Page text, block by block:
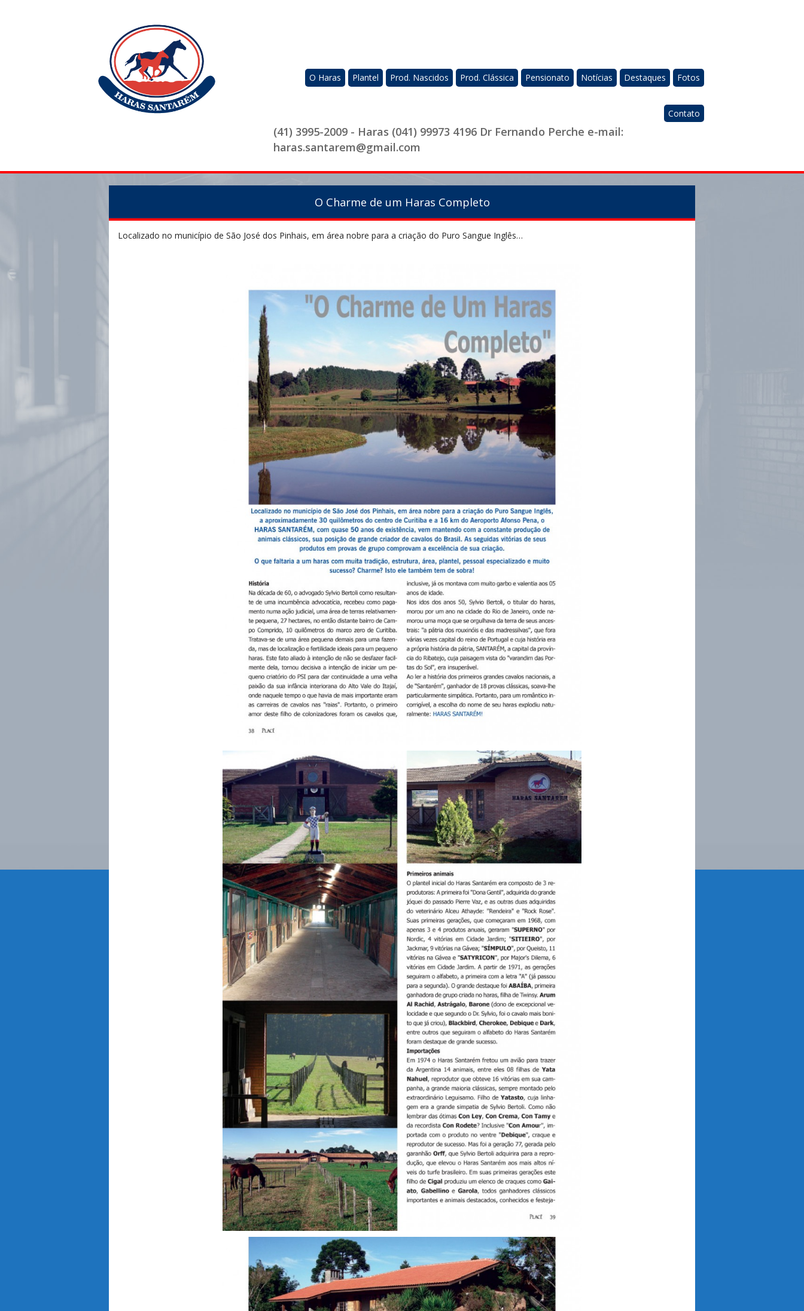
O Haras Plantel Prod. Nascidos Prod. Clássica Pensionato Notícias Destaques Fotos
Contato
(41) 3995-2009 - Haras (041) 99973 4196 Dr Fernando Perche e-mail:
haras.santarem@gmail.com
O Charme de um Haras Completo
Localizado no município de São José dos Pinhais, em área nobre para a criação do Puro Sangue Inglês…